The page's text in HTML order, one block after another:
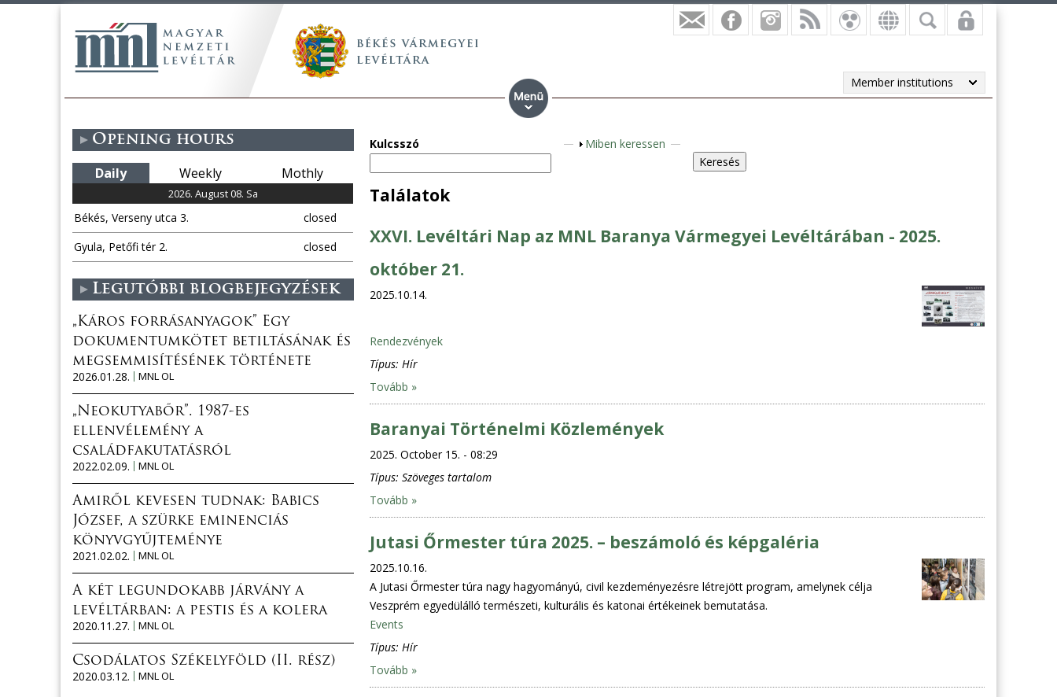
Member institutions
Kulcsszó
S
Miben keressen
Találatok
XXVI. Levéltári Nap az MNL Baranya Vármegyei Levéltárában - 2025.
október 21.
2025.10.14.
Rendezvények
Típus: Hír
Tovább »
Baranyai Történelmi Közlemények
2025. October 15. - 08:29
Típus: Szöveges tartalom
Tovább »
Jutasi Őrmester túra 2025. – beszámoló és képgaléria
2025.10.16.
A Jutasi Őrmester túra nagy hagyományú, civil kezdeményezésre létrejött program, amelynek célja
Veszprém egyedülálló természeti, kulturális és katonai értékeinek bemutatása.
Events
Típus: Hír
Tovább »
Opening hours
Daily Weekly Mothly
2026. August 08. Sa
Békés, Verseny utca 3.
closed
Gyula, Petőfi tér 2.
closed
Legutóbbi blogbejegyzések
„Káros forrásanyagok” Egy
dokumentumkötet betiltásának és
megsemmisítésének története
2026.01.28.
MNL OL
„Neokutyabőr”. 1987-es
ellenvélemény a
családfakutatásról
2022.02.09.
MNL OL
Amiről kevesen tudnak: Babics
József, a szürke eminenciás
könyvgyűjteménye
2021.02.02.
MNL OL
A két legundokabb járvány a
levéltárban: a pestis és a kolera
2020.11.27.
MNL OL
Csodálatos Székelyföld (II. rész)
2020.03.12.
MNL OL